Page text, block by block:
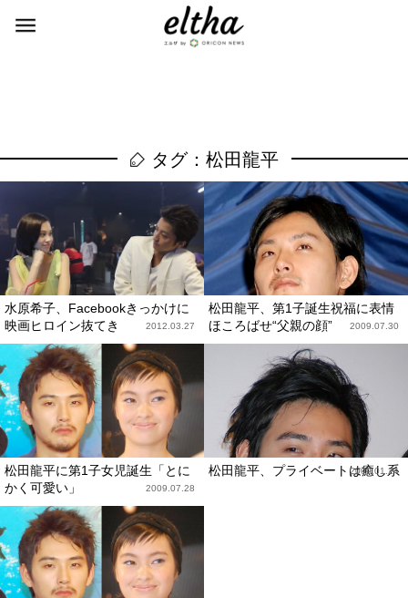
タグ：松田龍平
水原希子、Facebookきっかけに
映画ヒロイン抜てき
2012.03.27
松田龍平、第1子誕生祝福に表情
ほころばせ“父親の顔”
2009.07.30
松田龍平に第1子女児誕生「とに
かく可愛い」
2009.07.28
松田龍平、プライベートは癒し系
2009.01.24